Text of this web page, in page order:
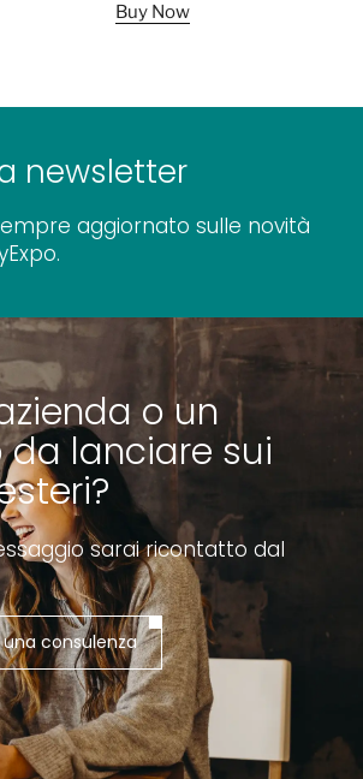
Buy Now
newsletter
aggiornato sulle novità
o un
lanciare sui
sarai ricontatto dal
consulenza